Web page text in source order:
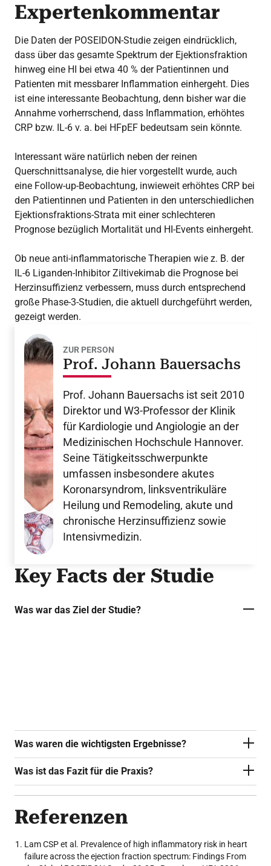
Expertenkommentar
Die Daten der POSEIDON-Studie zeigen eindrücklich,
dass über das gesamte Spektrum der Ejektionsfraktion
hinweg eine HI bei etwa 40 % der Patientinnen und
Patienten mit messbarer Inflammation einhergeht. Dies
ist eine interessante Beobachtung, denn bisher war die
Annahme vorherrschend, dass Inflammation, erhöhtes
CRP bzw. IL-6 v. a. bei HFpEF bedeutsam sein könnte.
Interessant wäre natürlich neben der reinen
Querschnittsanalyse, die hier vorgestellt wurde, auch
eine Follow-up-Beobachtung, inwieweit erhöhtes CRP bei
den Patientinnen und Patienten in den unterschiedlichen
Ejektionsfraktions-Strata mit einer schlechteren
Prognose bezüglich Mortalität und HI-Events einhergeht.
Ob neue anti-inflammatorische Therapien wie z. B. der
IL-6 Liganden-Inhibitor Ziltivekimab die Prognose bei
Herzinsuffizienz verbessern, muss durch entsprechend
große Phase-3-Studien, die aktuell durchgeführt werden,
gezeigt werden.
ZUR PERSON
Prof. Johann Bauersachs
Prof. Johann Bauersachs ist seit 2010
Direktor und W3-Professor der Klinik
für Kardiologie und Angiologie an der
Medizinischen Hochschule Hannover.
Seine Tätigkeitsschwerpunkte
umfassen insbesondere akutes
Koronarsyndrom, linksventrikuläre
Heilung und Remodeling, akute und
chronische Herzinsuffizienz sowie
Intensivmedizin.
Key Facts der Studie
Was war das Ziel der Studie?
Was waren die wichtigsten Ergebnisse?
Was ist das Fazit für die Praxis?
Referenzen
Lam CSP et al. Prevalence of high inflammatory risk in heart
failure across the ejection fraction spectrum: Findings From